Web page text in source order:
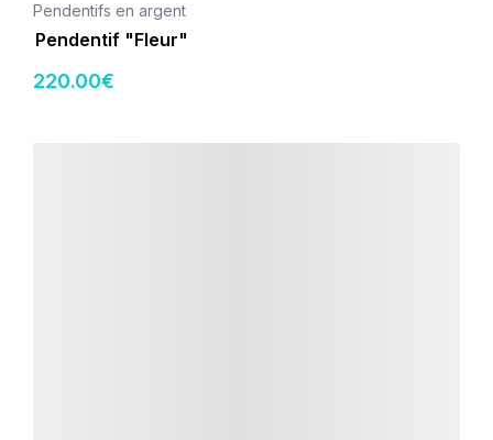
Pendentifs en argent
Pendentif "Fleur"
220.00€